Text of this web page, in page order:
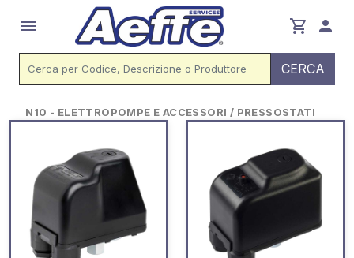
menu shopping_cart person
CERCA
N10 - ELETTROPOMPE E ACCESSORI / PRESSOSTATI